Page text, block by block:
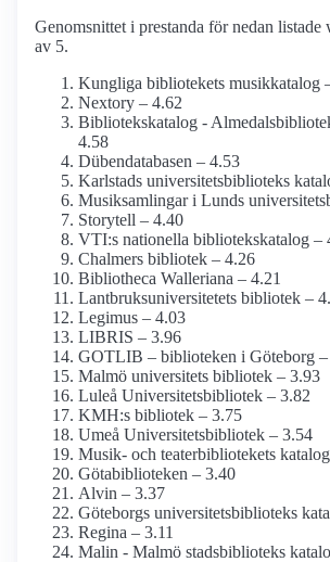
Genomsnittet i prestanda för nedan listade
av 5.
Kungliga bibliotekets musikkatalog
Nextory – 4.62
Bibliotekskatalog -
4.58
Dübendatabasen – 4.53
Karlstads universitetsbiblioteks
Musiksamlingar i Lunds
Storytell – 4.40
VTI:s nationella bibliotekskatalog –
Chalmers bibliotek – 4.26
Bibliotheca Walleriana – 4.21
Lantbruksuniversitetets bibliotek –
Legimus – 4.03
LIBRIS – 3.96
GOTLIB – biblioteken i Göteborg
Malmö universitets bibliotek – 3.93
Luleå Universitetsbibliotek – 3.82
KMH:s bibliotek – 3.75
Umeå Universitetsbibliotek – 3.54
Musik- och teaterbibliotekets
Götabiblioteken – 3.40
Alvin – 3.37
Göteborgs universitetsbiblioteks
Regina – 3.11
Malin - Malmö stadsbiblioteks